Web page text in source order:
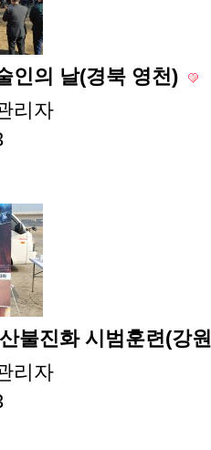
인의 날(경북 영천)
리자
불진화 시범훈련(강
리자